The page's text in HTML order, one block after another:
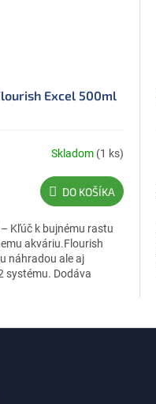
Excel 500ml
Skladom (1 ks)
DO KOŠÍKA
Kľúč k bujnému rastu
akváriu.Flourish
náhradou ale aj
systému. Dodáva